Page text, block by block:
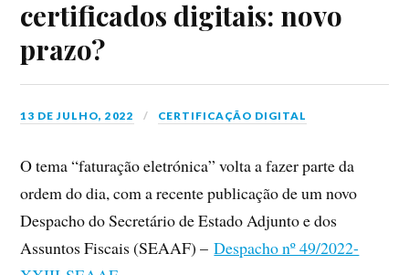
certificados digitais: novo
prazo?
13 DE JULHO, 2022 CERTIFICAÇÃO DIGITAL
O tema “faturação eletrónica” volta a fazer parte da
ordem do dia, com a recente publicação de um novo
Despacho do Secretário de Estado Adjunto e dos
Assuntos Fiscais (SEAAF) –Despacho nº 49/2022-